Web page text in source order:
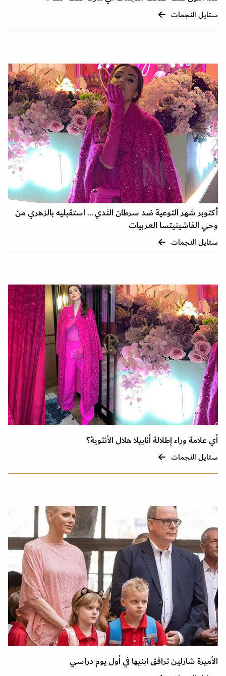
ستايل النجمات
أكتوبر شهر التوعية ضد سرطان الثدي... استقبليه بالزهري من
وحي الفاشينيتسا العربيات
ستايل النجمات
أي علامة وراء إطلالة أنابيلا هلال الأنثوية؟
ستايل النجمات
الأميرة شارلين ترافق ابنيها في أول يوم دراسي